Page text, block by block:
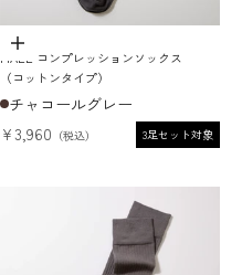
オプションを選択
MAEÉ コンプレッションソックス
（コットンタイプ）
チャコールグレー
セール価格
¥3,960 3足セット対象